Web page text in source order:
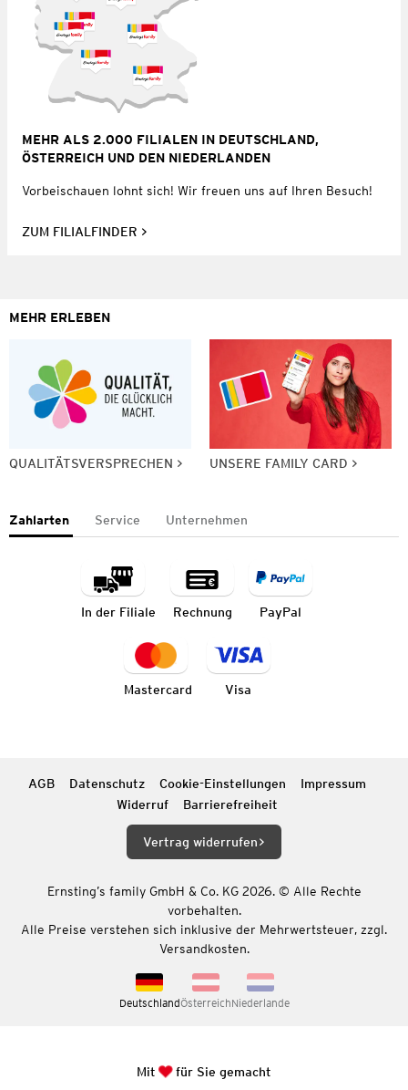
MEHR ALS 2.000 FILIALEN IN DEUTSCHLAND,
ÖSTERREICH UND DEN NIEDERLANDEN
Vorbeischauen lohnt sich! Wir freuen uns auf Ihren Besuch!
ZUM FILIALFINDER
MEHR ERLEBEN
QUALITÄTSVERSPRECHEN UNSERE FAMILY CARD
Zahlarten Service Unternehmen
In der Filiale Rechnung PayPal
Mastercard Visa
AGB Datenschutz Cookie-Einstellungen
Impressum
Widerruf
Barrierefreiheit
Vertrag widerrufen
Ernsting’s family GmbH & Co. KG 2026. © Alle Rechte
vorbehalten.
Alle Preise verstehen sich inklusive der Mehrwertsteuer, zzgl.
Versandkosten.
DeutschlandÖsterreichNiederlande
Mit für Sie gemacht